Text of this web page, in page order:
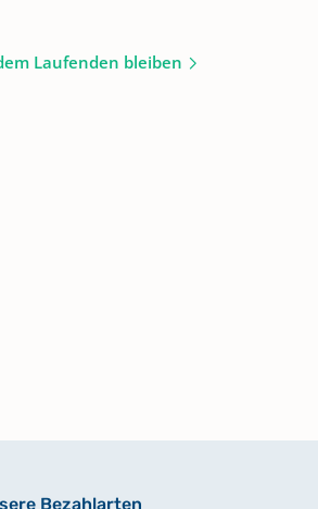
Laufenden bleiben
Bezahlarten